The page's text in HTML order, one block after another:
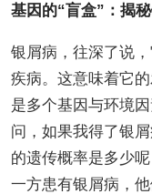
基因的“盲盒”：揭
银屑病，往深了说
疾病。这意味着它
是多个基因与环境
问，如果我得了银
的遗传概率是多少
一方患有银屑病，